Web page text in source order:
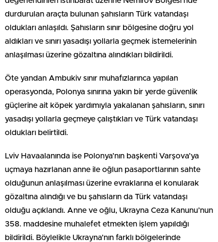
durdurulan araçta bulunan şahısların Türk vatandaşı
oldukları anlaşıldı. Şahısların sınır bölgesine doğru yol
aldıkları ve sınırı yasadışı yollarla geçmek istemelerinin
anlaşılması üzerine gözaltına alındıkları bildirildi.
Öte yandan Ambukiv sınır muhafızlarınca yapılan
operasyonda, Polonya sınırına yakın bir yerde güvenlik
güçlerine ait köpek yardımıyla yakalanan şahısların, sınırı
yasadışı yollarla geçmeye çalıştıkları ve Türk vatandaşı
oldukları belirtildi.
Lviv Havaalanında ise Polonya’nın başkenti Varşova’ya
uçmaya hazırlanan anne ile oğlun pasaportlarının sahte
olduğunun anlaşılması üzerine evraklarına el konularak
gözaltına alındığı ve bu şahısların da Türk vatandaşı
olduğu açıklandı. Anne ve oğlu, Ukrayna Ceza Kanunu’nun
358. maddesine muhalefet etmekten işlem yapıldığı
bildirildi. Böylelikle Ukrayna’nın farklı bölgelerinde